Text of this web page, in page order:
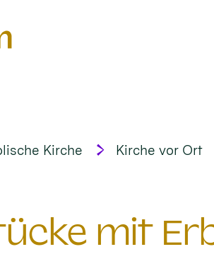
Kirche Kirche vor Ort
mit